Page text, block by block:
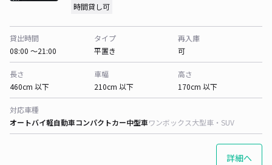
時間貸し可
貸出時間
08:00 〜21:00
タイプ
平置き
再入庫
可
長さ
460cm 以下
車幅
210cm 以下
高さ
170cm 以下
対応車種
オートバイ軽自動車コンパクトカー中型車ワンボックス大型車・SUV
詳細へ